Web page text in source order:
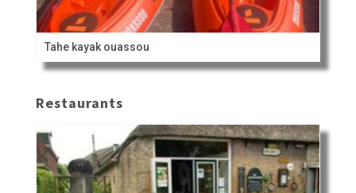
Tahe kayak ouassou
Restaurants